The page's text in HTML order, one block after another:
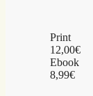
Print
12,00€
Ebook
8,99€